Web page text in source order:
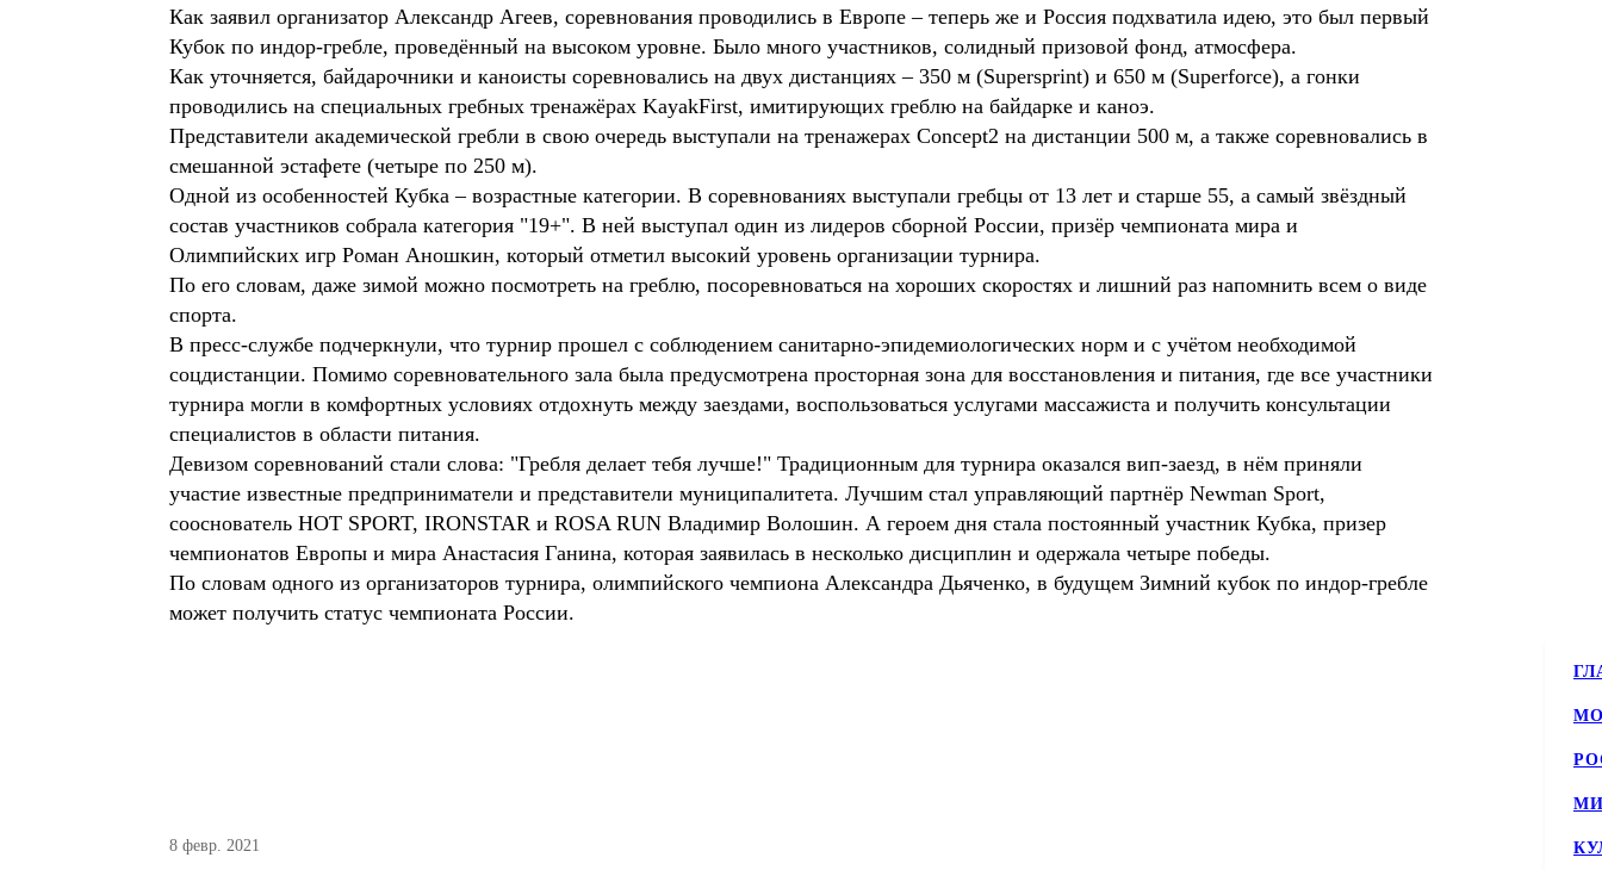
Как заявил организатор Александр Агеев, соревнования проводились в Европе – теперь же и Россия подхватила идею, это был первый
Кубок по индор-гребле, проведённый на высоком уровне. Было много участников, солидный призовой фонд, атмосфера.
Как уточняется, байдарочники и каноисты соревновались на двух дистанциях – 350 м (Supersprint) и 650 м (Superforce), а гонки
проводились на специальных гребных тренажёрах KayakFirst, имитирующих греблю на байдарке и каноэ.
Представители академической гребли в свою очередь выступали на тренажерах Concept2 на дистанции 500 м, а также соревновались в
смешанной эстафете (четыре по 250 м).
Одной из особенностей Кубка – возрастные категории. В соревнованиях выступали гребцы от 13 лет и старше 55, а самый звёздный
состав участников собрала категория "19+". В ней выступал один из лидеров сборной России, призёр чемпионата мира и
Олимпийских игр Роман Аношкин, который отметил высокий уровень организации турнира.
По его словам, даже зимой можно посмотреть на греблю, посоревноваться на хороших скоростях и лишний раз напомнить всем о виде
спорта.
В пресс-службе подчеркнули, что турнир прошел с соблюдением санитарно-эпидемиологических норм и с учётом необходимой
соцдистанции. Помимо соревновательного зала была предусмотрена просторная зона для восстановления и питания, где все участники
турнира могли в комфортных условиях отдохнуть между заездами, воспользоваться услугами массажиста и получить консультации
специалистов в области питания.
Девизом соревнований стали слова: "Гребля делает тебя лучше!" Традиционным для турнира оказался вип-заезд, в нём приняли
участие известные предприниматели и представители муниципалитета. Лучшим стал управляющий партнёр Newman Sport,
сооснователь HOT SPORT, IRONSTAR и ROSA RUN Владимир Волошин. А героем дня стала постоянный участник Кубка, призер
чемпионатов Европы и мира Анастасия Ганина, которая заявилась в несколько дисциплин и одержала четыре победы.
По словам одного из организаторов турнира, олимпийского чемпиона Александра Дьяченко, в будущем Зимний кубок по индор-гребле
может получить статус чемпионата России.
8 февр. 2021